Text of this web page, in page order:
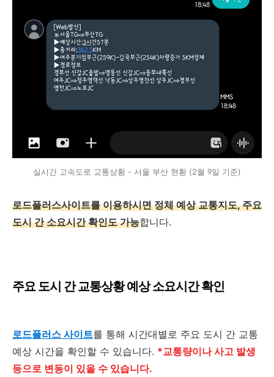
실시간 고속도로 교통상황 - 서울 부산 현황 (2월 9일 기준)
로드플러스사이트를 이용하시면 정체 예상 교통지도, 주요
도시 간 소요시간 확인도 가능합니다.
주요 도시 간 교통상황 예상 소요시간 확인
로드플러스 사이트를 통해 시간대별로 주요 도시 간 교통
예상 시간을 확인할 수 있습니다. *교통량이나 사고 발생
등으로 변동이 있을 수 있습니다.